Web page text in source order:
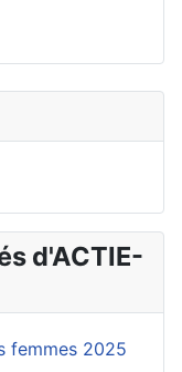
d'ACTIE-
femmes 2025